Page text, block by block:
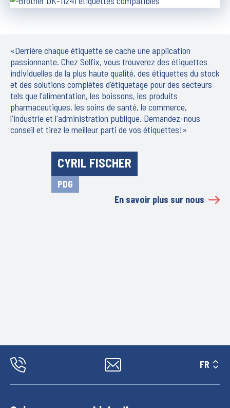
«Derrière chaque étiquette se cache une application
passionnante. Chez Selfix, vous trouverez des étiquettes
individuelles de la plus haute qualité, des étiquettes du stock
et des solutions complètes d'étiquetage pour des secteurs
tels que l'alimentation, les boissons, les produits
pharmaceutiques, les soins de santé, le commerce,
l'industrie et l'administration publique. Demandez-nous
conseil et tirez le meilleur parti de vos étiquettes!»
CYRIL FISCHER
PDG
En savoir plus sur nous
FR